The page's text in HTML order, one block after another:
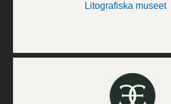
Litografiska museet